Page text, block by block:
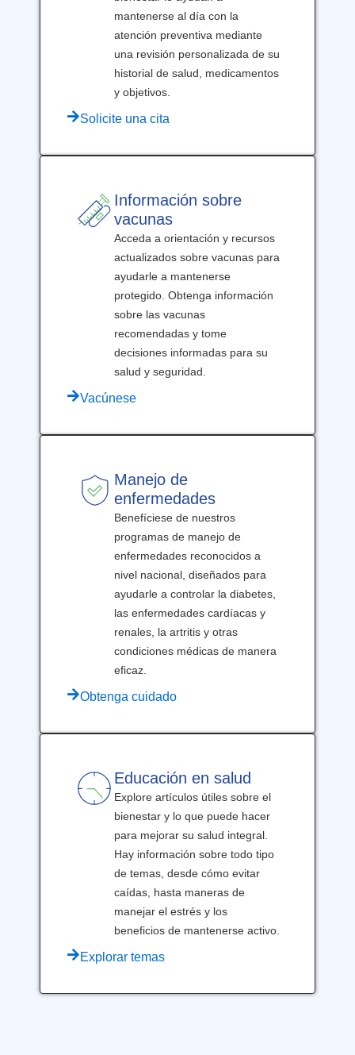
mantenerse al día con la
atención preventiva mediante
una revisión personalizada de su
historial de salud, medicamentos
y objetivos.
Solicite una cita
Información sobre
vacunas
Acceda a orientación y recursos
actualizados sobre vacunas para
ayudarle a mantenerse
protegido. Obtenga información
sobre las vacunas
recomendadas y tome
decisiones informadas para su
salud y seguridad.
Vacúnese
Manejo de
enfermedades
Benefíciese de nuestros
programas de manejo de
enfermedades reconocidos a
nivel nacional, diseñados para
ayudarle a controlar la diabetes,
las enfermedades cardíacas y
renales, la artritis y otras
condiciones médicas de manera
eficaz.
Obtenga cuidado
Educación en salud
Explore artículos útiles sobre el
bienestar y lo que puede hacer
para mejorar su salud integral.
Hay información sobre todo tipo
de temas, desde cómo evitar
caídas, hasta maneras de
manejar el estrés y los
beneficios de mantenerse activo.
Explorar temas